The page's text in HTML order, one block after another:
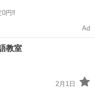
0円‼️
Ad
教室
2月1日